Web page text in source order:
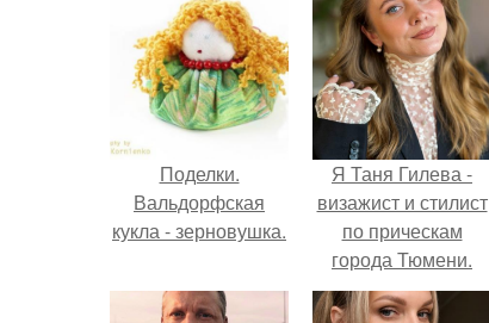
Поделки.
Вальдорфская
кукла - зерновушка.
Я Таня Гилева -
визажист и стилист
по прическам
города Тюмени.